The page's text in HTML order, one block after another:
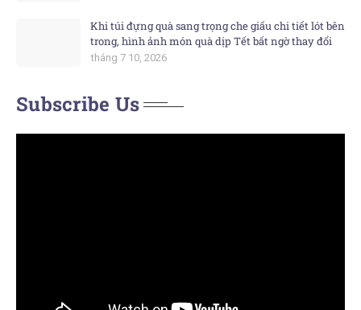
Khi túi đựng quà sang trọng che giấu chi tiết lót bên
trong, hình ảnh món quà dịp Tết bất ngờ thay đổi
tháng 7 10, 2026
Subscribe Us